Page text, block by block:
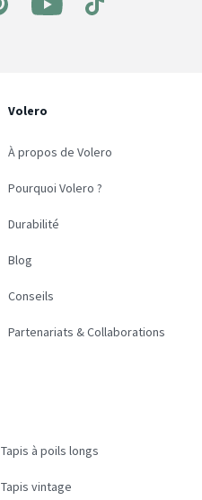
Volero
À propos de Volero
Pourquoi Volero ?
Durabilité
Blog
Conseils
Partenariats & Collaborations
Tapis à poils longs
Tapis vintage